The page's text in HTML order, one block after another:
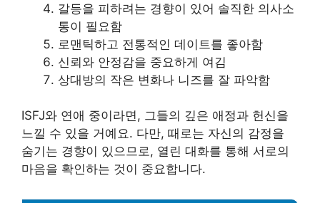
갈등을 피하려는 경향이 있어 솔직한 의사소
통이 필요함
로맨틱하고 전통적인 데이트를 좋아함
신뢰와 안정감을 중요하게 여김
상대방의 작은 변화나 니즈를 잘 파악함
ISFJ와 연애 중이라면, 그들의 깊은 애정과 헌신을
느낄 수 있을 거예요. 다만, 때로는 자신의 감정을
숨기는 경향이 있으므로, 열린 대화를 통해 서로의
마음을 확인하는 것이 중요합니다.